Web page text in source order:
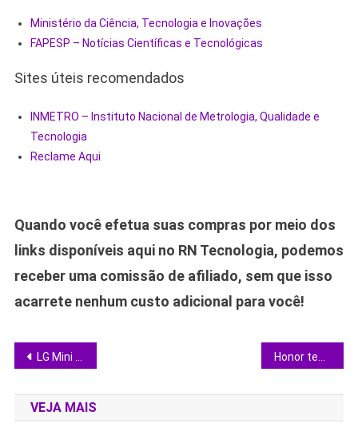
Ministério da Ciência, Tecnologia e Inovações
FAPESP – Notícias Científicas e Tecnológicas
Sites úteis recomendados
INMETRO – Instituto Nacional de Metrologia, Qualidade e
Tecnologia
Reclame Aqui
Quando você efetua suas compras por meio dos
links disponíveis aqui no RN Tecnologia, podemos
receber uma comissão de afiliado, sem que isso
acarrete nenhum custo adicional para você!
Navegação
de
Post
LG Mini RGB evo AI 4K chega ao Brasil com processador 5x mais potente; vale o investimento? Honor testa tela de privacidade própria e acirra disputa com a Samsung
VEJA MAIS